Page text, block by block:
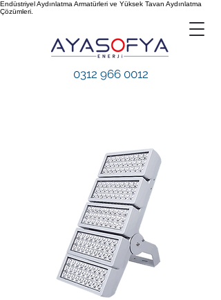
Endüstriyel Aydınlatma Armatürleri ve Yüksek Tavan Aydınlatma
Çözümleri.
0312 966 0012